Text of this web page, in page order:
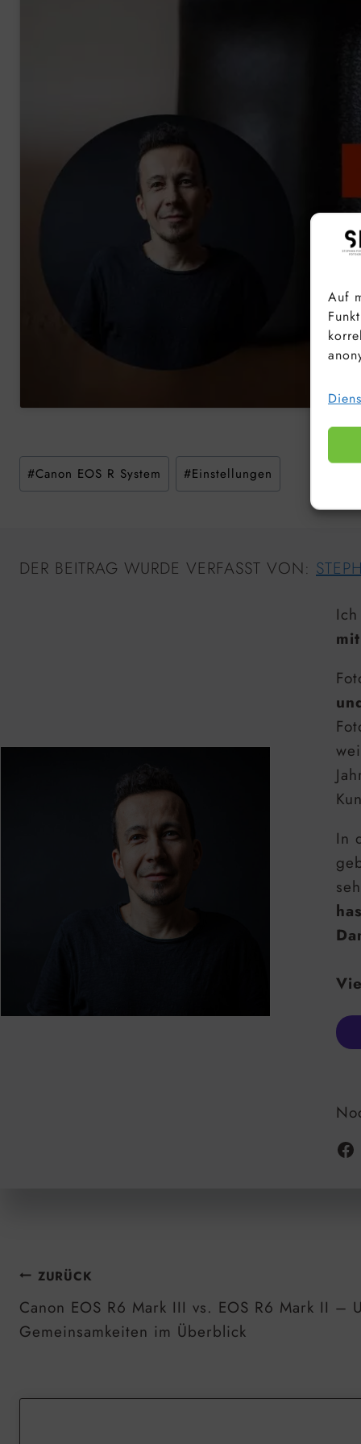
Auf
Schlagworte:
#Canon EOS R System #Einstellungen
DER BEITRAG WURDE VERFASST VON:
In
BEITRAGSNAVIGATION
ZURÜCK
Canon EOS R6 Mark III vs. EOS R6 Mark II –
Gemeinsamkeiten im Überblick